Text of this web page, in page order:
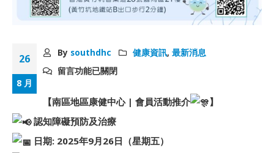
26
8 月
By southdhc 健康資訊,最新消息
留言功能已關閉
【南區地區康健中心 | 會員活動推介
】
認知障礙預防及治療
日期: 2025年9月26日（星期五）